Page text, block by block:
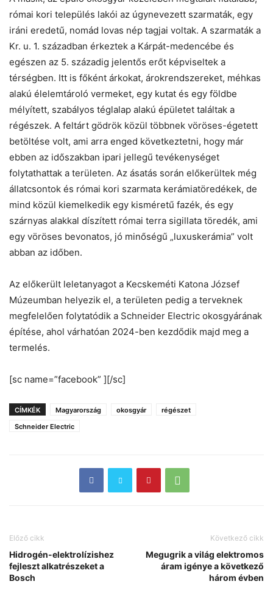
római kori település lakói az úgynevezett szarmaták, egy
iráni eredetű, nomád lovas nép tagjai voltak. A szarmaták a
Kr. u. 1. században érkeztek a Kárpát-medencébe és
egészen az 5. századig jelentős erőt képviseltek a
térségben. Itt is főként árkokat, árokrendszereket, méhkas
alakú élelemtároló vermeket, egy kutat és egy földbe
mélyített, szabályos téglalap alakú épületet találtak a
régészek. A feltárt gödrök közül többnek vöröses-égetett
betöltése volt, ami arra enged következtetni, hogy már
ebben az időszakban ipari jellegű tevékenységet
folytathattak a területen. Az ásatás során előkerültek még
állatcsontok és római kori szarmata kerámiatöredékek, de
mind közül kiemelkedik egy kisméretű fazék, és egy
szárnyas alakkal díszített római terra sigillata töredék, ami
egy vöröses bevonatos, jó minőségű „luxuskerámia” volt
abban az időben.
Az előkerült leletanyagot a Kecskeméti Katona József
Múzeumban helyezik el, a területen pedig a terveknek
megfelelően folytatódik a Schneider Electric okosgyárának
építése, ahol várhatóan 2024-ben kezdődik majd meg a
termelés.
[sc name=”facebook” ][/sc]
CÍMKÉK Magyarország okosgyár
régészet
Schneider Electric
Előző cikk
Hidrogén-elektrolízishez
fejleszt alkatrészeket a
Bosch
Következő cikk
Megugrik a világ elektromos
áram igénye a következő
három évben